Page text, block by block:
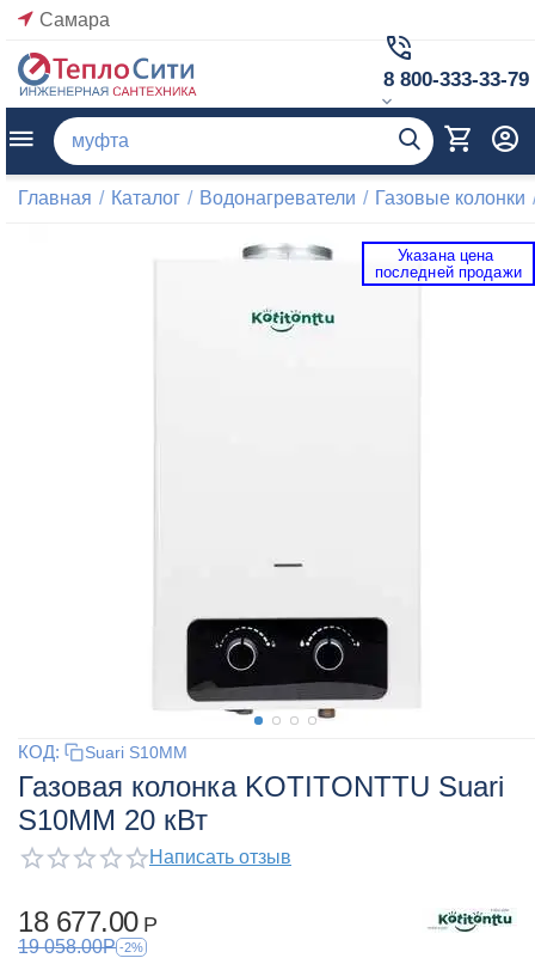
Самара
8 800-333-33-79
Главная / Каталог / Водонагреватели / Газовые колонки
Указана цена
последней продажи
КОД: Suari S10MM
Газовая колонка KOTITONTTU Suari
S10MM 20 кВт
Написать отзыв
18 677.00 Р
19 058.00Р -2%